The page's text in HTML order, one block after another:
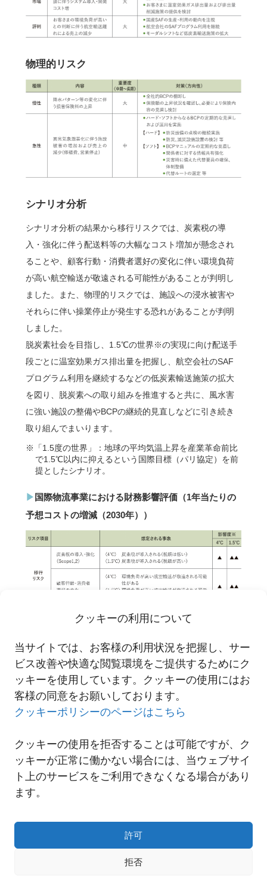
クッキーの利用について
当サイトでは、お客様の利用状況を把握し、サー
ビス改善や快適な閲覧環境をご提供するためにク
ッキーを使用しています。クッキーの使用にはお
客様の同意をお願いしております。
クッキーポリシーのページはこちら
クッキーの使用を拒否することは可能ですが、ク
ッキーが正常に働かない場合には、当ウェブサイ
ト上のサービスをご利用できなくなる場合があり
ます。
許可
拒否
物理的リスク
シナリオ分析
シナリオ分析の結果から移行リスクでは、炭素税の導
入・強化に伴う配送料等の大幅なコスト増加が懸念され
ることや、顧客行動・消費者選好の変化に伴い環境負荷
が高い航空輸送が敬遠される可能性があることが判明し
ました。また、物理的リスクでは、施設への浸水被害や
それらに伴い操業停止が発生する恐れがあることが判明
しました。
脱炭素社会を目指し、1.5℃の世界※の実現に向け配送手
段ごとに温室効果ガス排出量を把握し、航空会社のSAF
プログラム利用を継続するなどの低炭素輸送施策の拡大
を図り、脱炭素への取り組みを推進すると共に、風水害
に強い施設の整備やBCPの継続的見直しなどに引き続き
取り組んでまいります。
※「1.5度の世界」：地球の平均気温上昇を産業革命前比
で1.5℃以内に抑えるという国際目標（パリ協定）を前
提としたシナリオ。
国際物流事業における財務影響評価（1年当たりの
予想コストの増減（2030年））
※「＋」は事業および財務への正の影響、「▲」は負の
影響を示し、符号の数は影響の大きさを表現していま
す。